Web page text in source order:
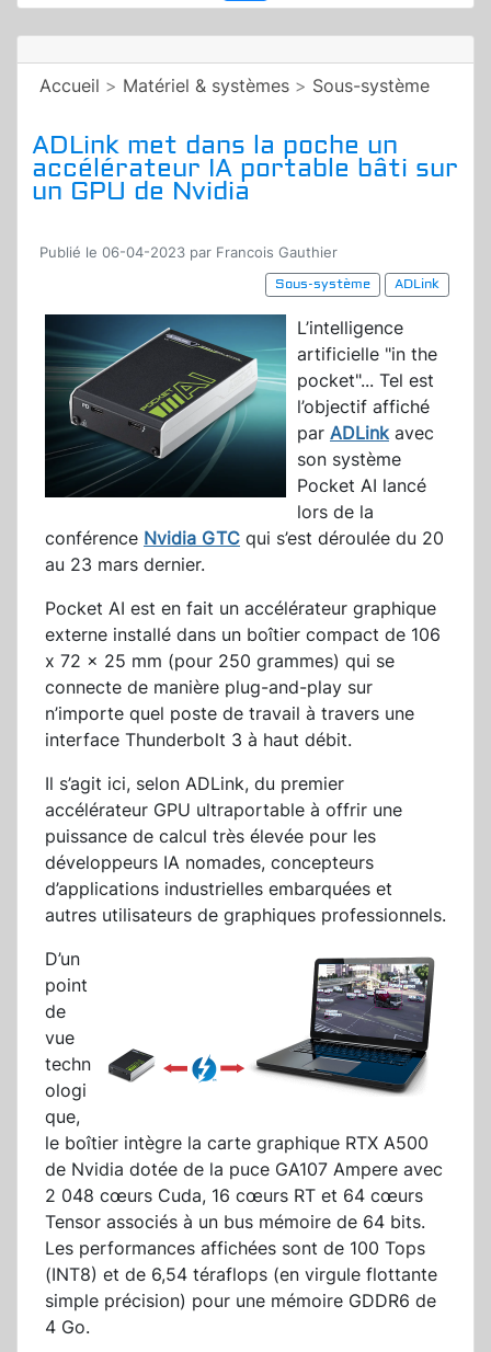
Accueil > Matériel & systèmes > Sous-système
ADLink met dans la poche un
accélérateur IA portable bâti sur
un GPU de Nvidia
Publié le 06-04-2023 par Francois Gauthier
Sous-système
ADLink
L’intelligence
artificielle "in the
pocket"... Tel est
l’objectif affiché
par ADLinkavec
son système
Pocket AI lancé
lors de la
conférence Nvidia GTC qui s’est déroulée du 20
au 23 mars dernier.
Pocket AI est en fait un accélérateur graphique
externe installé dans un boîtier compact de 106
x 72 x 25 mm (pour 250 grammes) qui se
connecte de manière plug-and-play sur
n’importe quel poste de travail à travers une
interface Thunderbolt 3 à haut débit.
Il s’agit ici, selon ADLink, du premier
accélérateur GPU ultraportable à offrir une
puissance de calcul très élevée pour les
développeurs IA nomades, concepteurs
d’applications industrielles embarquées et
autres utilisateurs de graphiques professionnels.
D’un
point
de
vue
techn
ologi
que,
le boîtier intègre la carte graphique RTX A500
de Nvidia dotée de la puce GA107 Ampere avec
2 048 cœurs Cuda, 16 cœurs RT et 64 cœurs
Tensor associés à un bus mémoire de 64 bits.
Les performances affichées sont de 100 Tops
(INT8) et de 6,54 téraflops (en virgule flottante
simple précision) pour une mémoire GDDR6 de
4 Go.